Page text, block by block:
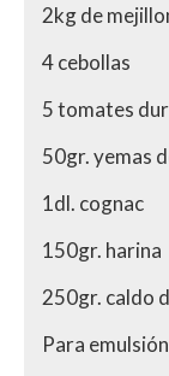
2kg de
4 cebollas
5 tomates
50gr. yemas
1dl. cognac
150gr. harina
250gr. caldo
Para